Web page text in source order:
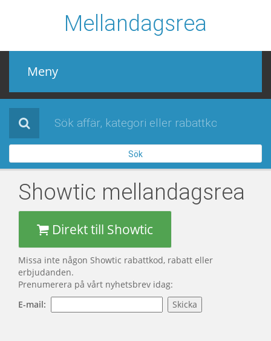
Mellandagsrea
Meny
Mellandagsrea
Alla affärer
Sidor
När är mellandagsrean 2022 / 2023
Sök
Showtic mellandagsrea
Direkt till Showtic
Missa inte någon Showtic rabattkod, rabatt eller
erbjudanden.
Prenumerera på vårt nyhetsbrev idag:
E-mail: